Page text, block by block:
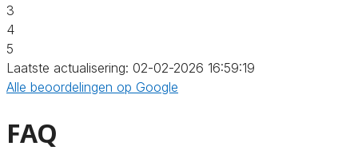
3
4
5
Laatste actualisering: 02-02-2026 16:59:19
Alle beoordelingen op Google
FAQ